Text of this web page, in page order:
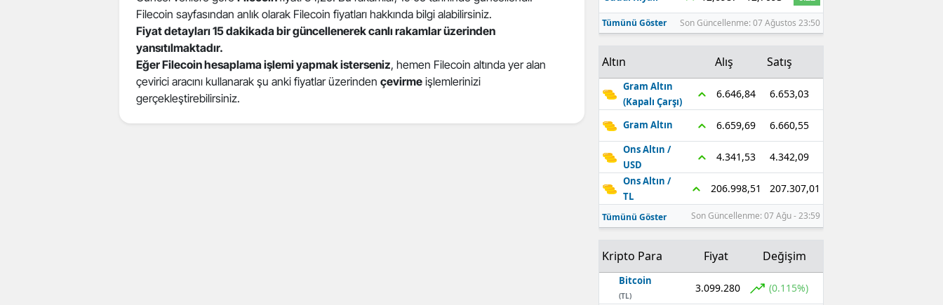
Giresun
Filecoin sayfasından anlık olarak Filecoin fiyatları hakkında bilgi alabilirsiniz.
Fiyat detayları 15 dakikada bir güncellenerek canlı rakamlar üzerinden
yansıtılmaktadır.
Eğer Filecoin hesaplama işlemi yapmak isterseniz, hemen Filecoin altında yer alan
çevirici aracını kullanarak şu anki fiyatlar üzerinden çevirme işlemlerinizi
gerçekleştirebilirsiniz.
Tümünü Göster Son Güncellenme: 07 Ağustos 23:50
Altın Alış Satış
Gram Altın
(Kapalı Çarşı)
6.646,84 6.653,03
Gram Altın 6.659,69 6.660,55
Ons Altın /
USD
4.341,53 4.342,09
Ons Altın /
TL
206.998,51 207.307,01
Tümünü Göster Son Güncellenme: 07 Ağu - 23:59
Kripto Para Fiyat Değişim
Bitcoin
(TL)
3.099.280 (0.115%)